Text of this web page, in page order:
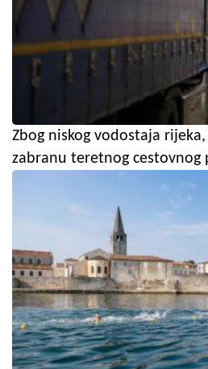
Zbog niskog vodostaja
zabranu teretnog